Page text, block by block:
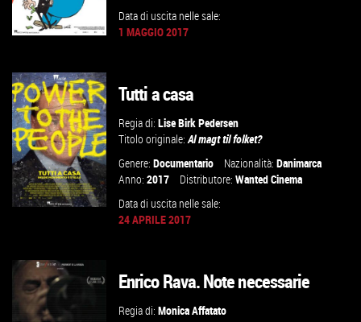
GUARDA IL TRAILER
VAI ALLA SCHEDA
Data di uscita nelle sale:
1 MAGGIO 2017
GUARDA IL TRAILER
VAI ALLA SCHEDA
Tutti a casa
Regia di:Lise Birk Pedersen
Titolo originale:Al magt til folket?
Genere:Documentario Nazionalità:Danimarca
Anno:2017 Distributore:Wanted Cinema
Data di uscita nelle sale:
24 APRILE 2017
Enrico Rava. Note necessarie
Regia di:Monica Affatato